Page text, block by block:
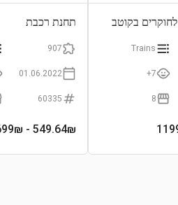
בקוטב
Trains
7+
8
תחנת רכבת
907
01.06.2022
60335
549.64₪
- 699₪